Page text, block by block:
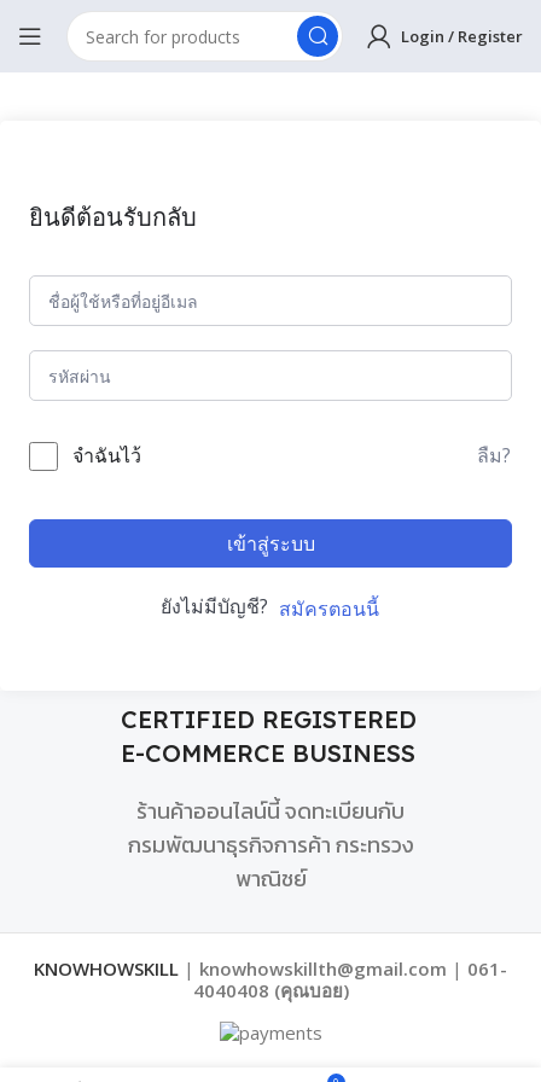
Login / Register
ยินดีต้อนรับกลับ
จำฉันไว้ ลืม?
เข้าสู่ระบบ
ยังไม่มีบัญชี? สมัครตอนนี้
CERTIFIED REGISTERED
E-COMMERCE BUSINESS
ร้านค้าออนไลน์นี้ จดทะเบียนกับ
กรมพัฒนาธุรกิจการค้า กระทรวง
พาณิชย์
KNOWHOWSKILL | knowhowskillth@gmail.com | 061-
4040408 (คุณบอย)